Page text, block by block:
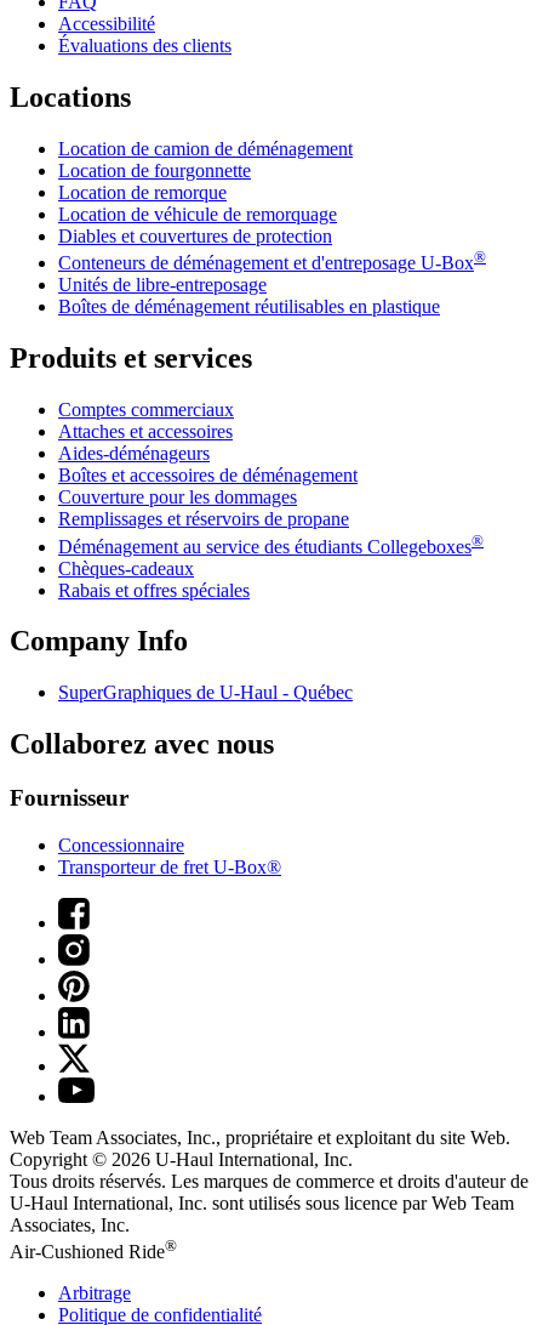
Accessibilité
Évaluations des clients
Locations
Location de camion de déménagement
Location de fourgonnette
Location de remorque
Location de véhicule de remorquage
Diables et couvertures de protection
Conteneurs de déménagement et d'entreposage U-Box®
Unités de libre-entreposage
Boîtes de déménagement réutilisables en plastique
Produits et services
Comptes commerciaux
Attaches et accessoires
Aides-déménageurs
Boîtes et accessoires de déménagement
Couverture pour les dommages
Remplissages et réservoirs de propane
Déménagement au service des étudiants Collegeboxes®
Chèques-cadeaux
Rabais et offres spéciales
Company Info
SuperGraphiques de U-Haul - Québec
Collaborez avec nous
Fournisseur
Concessionnaire
Transporteur de fret U-Box®
Web Team Associates, Inc., propriétaire et exploitant du site Web.
Copyright © 2026 U-Haul International, Inc.
Tous droits réservés. Les marques de commerce et droits d'auteur de
U-Haul International, Inc. sont utilisés sous licence par Web Team
Associates, Inc.
Air-Cushioned Ride®
Arbitrage
Politique de confidentialité